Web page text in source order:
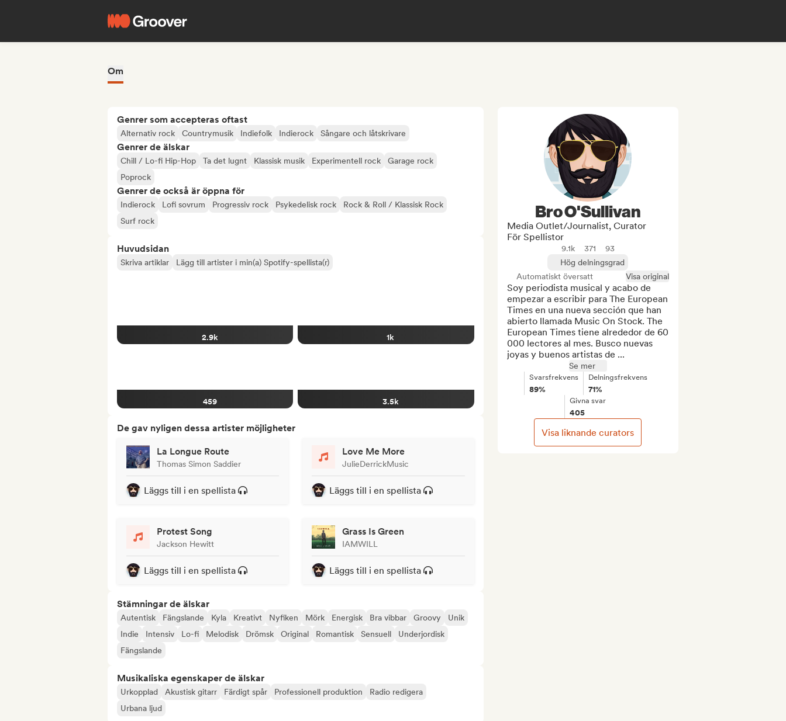
Om
Genrer som accepteras oftast
Alternativ rock Countrymusik Indiefolk Indierock Sångare och låtskrivare
Genrer de älskar
Chill / Lo-fi Hip-Hop Ta det lugnt Klassisk musik Experimentell rock
Garage rock
Poprock
Genrer de också är öppna för
Indierock Lofi sovrum Progressiv rock Psykedelisk rock
Rock & Roll / Klassisk Rock
Surf rock
Huvudsidan
Skriva artiklar Lägg till artister i min(a) Spotify-spellista(r)
2.9k 1k
459 3.5k
De gav nyligen dessa artister möjligheter
La Longue Route
Thomas Simon Saddier
Läggs till i en spellista
Love Me More
JulieDerrickMusic
Läggs till i en spellista
Protest Song
Jackson Hewitt
Läggs till i en spellista
Grass Is Green
IAMWILL
Läggs till i en spellista
Stämningar de älskar
Autentisk Fängslande Kyla Kreativt Nyfiken Mörk Energisk Bra vibbar Groovy
Unik
Indie
Intensiv Lo-fi Melodisk Drömsk Original Romantisk Sensuell
Underjordisk
Fängslande
Musikaliska egenskaper de älskar
Urkopplad Akustisk gitarr Färdigt spår Professionell produktion
Radio redigera
Urbana ljud
Bro O'Sullivan
Media Outlet/Journalist, Curator
För Spellistor
9.1k 371
93
Hög delningsgrad
Automatiskt översatt
Visa original
Soy periodista musical y acabo de
empezar a escribir para The European
Times en una nueva sección que han
abierto llamada Music On Stock. The
European Times tiene alrededor de 60
000 lectores al mes. Busco nuevas
joyas y buenos artistas de ...
Se mer
Svarsfrekvens
89%
Delningsfrekvens
71%
Givna svar
405
Visa liknande curators